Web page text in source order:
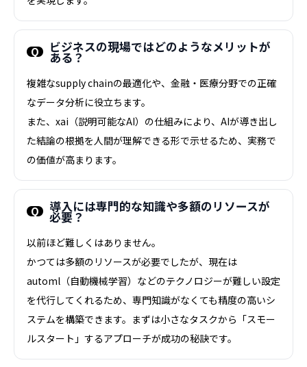
ビジネスの現場ではどのようなメリットが
ある？
複雑なsupply chainの最適化や、金融・医療分野での正確
なデータ分析に役立ちます。
また、xai（説明可能なAI）の仕組みにより、AIが導き出し
た結論の根拠を人間が理解できる形で示せるため、実務で
の価値が高まります。
導入には専門的な知識や多額のリソースが
必要？
以前ほど難しくはありません。
かつては多額のリソースが必要でしたが、現在は
automl（自動機械学習）などのテクノロジーが難しい設定
を代行してくれるため、専門知識がなくても精度の高いシ
ステムを構築できます。まずは小さなタスクから「スモー
ルスタート」するアプローチが成功の秘訣です。